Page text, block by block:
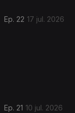
Ep. 22 17 jul. 2026
Ep. 21 10 jul. 2026